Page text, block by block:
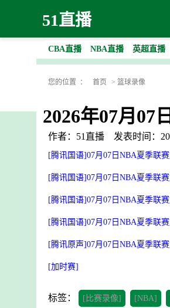
51直播
CBA直播 NBA直播 英超直播
您的位置 ： 首页 > 篮球录像
2026年07月07
作者：51直播 发表时间：
[腾讯国语]07月07日NBA夏季联
[腾讯国语]07月07日NBA夏季联
[腾讯国语]07月07日NBA夏季联
[腾讯国语]07月07日NBA夏季联
[腾讯原声]07月07日NBA夏季联
[加时赛]
标签： [比赛录像] [NBA]